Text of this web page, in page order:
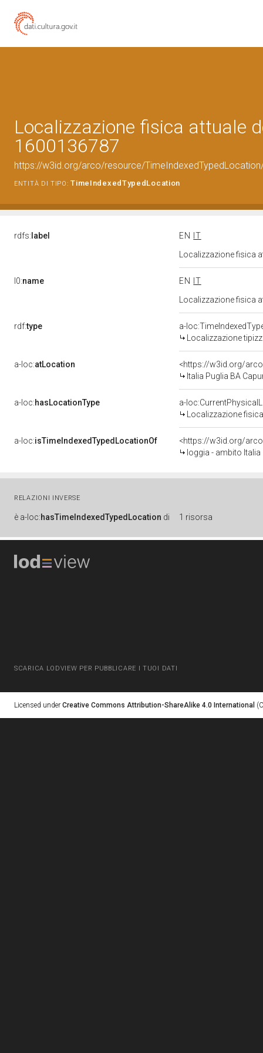
Localizzazione fisica attuale
1600136787
https://w3id.org/arco/resource/
ENTITÀ DI TIPO: TimeIndexedTypedLocation
rdfs: label EN
IT
Localizzazione fisica
l0:name EN
IT
Localizzazione fisica
rdf:type
a-
Localizzazione
a-loc:atLocation
<https://w3id.org/
Italia Puglia BA
a-loc:hasLocationType
a-
Localizzazione
a-loc:isTimeIndexedTypedLocationOf
<https://w3id.org/
loggia - ambito
RELAZIONI INVERSE
è a-loc:hasTimeIndexedTypedLocation di 1 risorsa
SCARICA LODVIEW PER PUBBLICARE I TUOI DATI
Licensed under Creative Commons Attribution-ShareAlike 4.0 International